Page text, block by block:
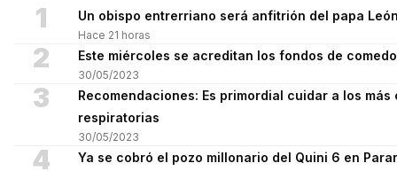
1 Un obispo entrerriano será anfitrión del papa
Hace 21 horas
2 Este miércoles se acreditan los fondos de
30/05/2023
3
Recomendaciones: Es primordial cuidar a los
respiratorias
30/05/2023
4 Ya se cobró el pozo millonario del Quini 6 en